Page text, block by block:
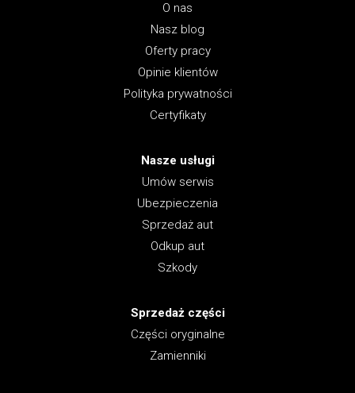
O nas
Nasz blog
Oferty pracy
Opinie klientów
Polityka prywatności
Certyfikaty
Nasze usługi
Umów serwis
Ubezpieczenia
Sprzedaż aut
Odkup aut
Szkody
Sprzedaż części
Części oryginalne
Zamienniki